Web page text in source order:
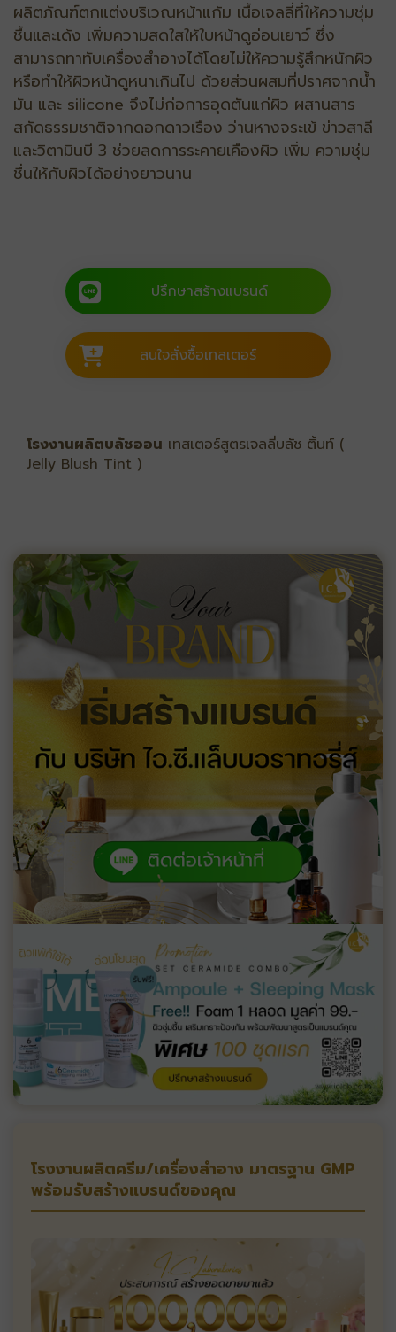
ผลิตภัณฑ์ตกแต่งบริเวณหน้าแก้ม เนื้อเจลลี่ที่ให้ความชุ่ม
ชื้นและเด้ง เพิ่มความสดใสให้ใบหน้าดูอ่อนเยาว์ ซึ่ง
สามารถทาทับเครื่องสำอางได้โดยไม่ให้ความรู้สึกหนักผิว
หรือทำให้ผิวหน้าดูหนาเกินไป ด้วยส่วนผสมที่ปราศจากน้ํา
มัน และ silicone จึงไม่ก่อการอุดตันแก่ผิว ผสานสาร
สกัดธรรมชาติจากดอกดาวเรือง ว่านหางจระเข้ ข่าวสาลี
และวิตามินบี 3 ช่วยลดการระคายเคืองผิว เพิ่ม ความชุ่ม
ชื่นให้กับผิวได้อย่างยาวนาน
ปรึกษาสร้างแบรนด์
สนใจสั่งซื้อเทสเตอร์
โรงงานผลิตบลัชออน เทสเตอร์สูตรเจลลี่บลัช ติ้นท์ (
Jelly Blush Tint )
โรงงานผลิตครีม/เครื่องสำอาง มาตรฐาน GMP
พร้อมรับสร้างแบรนด์ของคุณ